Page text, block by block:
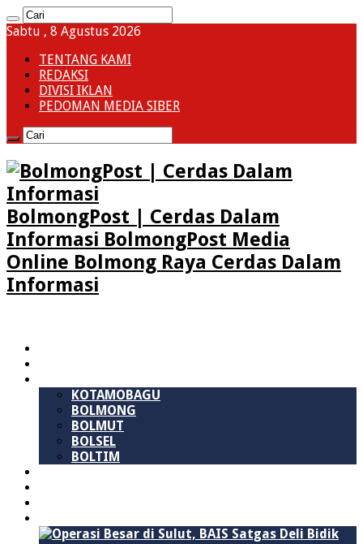
Sabtu , 8 Agustus 2026
TENTANG KAMI
REDAKSI
DIVISI IKLAN
PEDOMAN MEDIA SIBER
BolmongPost | Cerdas Dalam
Informasi BolmongPost Media
Online Bolmong Raya Cerdas Dalam
Informasi
KOTAMOBAGU
BOLMONG
BOLMUT
BOLSEL
BOLTIM